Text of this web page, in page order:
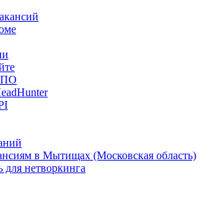
ПО
в Мытищах (Московская область)
для нетворкинга